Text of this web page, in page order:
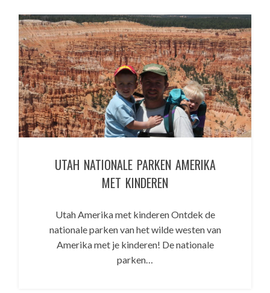
UTAH NATIONALE PARKEN AMERIKA
MET KINDEREN
Utah Amerika met kinderen Ontdek de
nationale parken van het wilde westen van
Amerika met je kinderen! De nationale
parken…